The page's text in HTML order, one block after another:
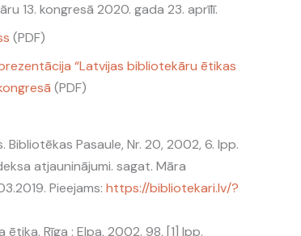
13. kongresā 2020. gada 23. aprīlī.
(PDF)
“Latvijas bibliotekāru ētikas
(PDF)
Pasaule, Nr. 20, 2002, 6. lpp.
atjauninājumi. sagat. Māra
Pieejams: https://bibliotekari.lv/?
Rīga : Elpa, 2002. 98, [1] lpp.